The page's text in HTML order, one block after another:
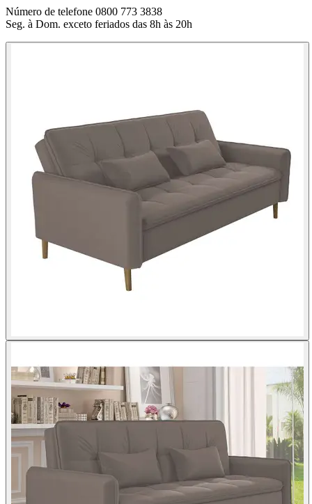
Número de telefone 0800 773 3838
Seg. à Dom. exceto feriados das 8h às 20h